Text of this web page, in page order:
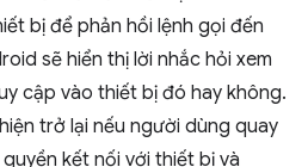
bị để phản hồi lệnh gọi đến
sẽ hiển thị lời nhắc hỏi xem
cập vào thiết bị đó hay không.
trở lại nếu người dùng quay
kết nối với thiết bị và